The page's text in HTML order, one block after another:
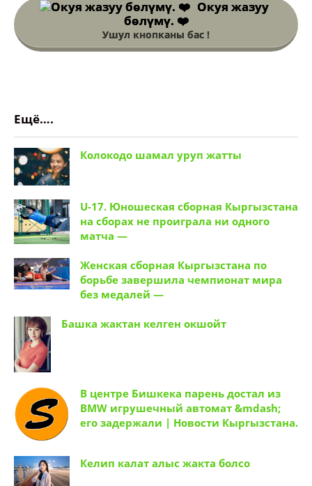
Окуя жазуу
бөлүмү. ❤️
Ушул кнопканы бас !
Ещё….
Колокодо шамал уруп жатты
U-17. Юношеская сборная Кыргызстана
на сборах не проиграла ни одного
матча —
Женская сборная Кыргызстана по
борьбе завершила чемпионат мира
без медалей —
Башка жактан келген окшойт
В центре Бишкека парень достал из
BMW игрушечный автомат &mdash;
его задержали | Новости Кыргызстана.
Келип калат алыс жакта болсо